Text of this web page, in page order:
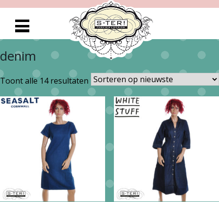
denim
Toont alle 14 resultaten Gesorteerd
op
nieuwste